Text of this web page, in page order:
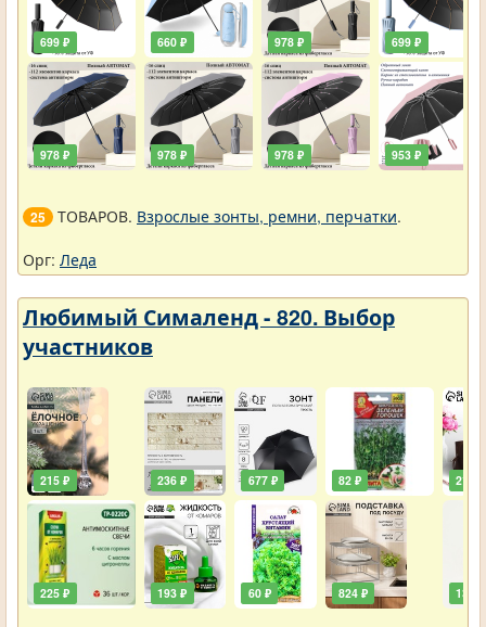
699 ₽
978 ₽
660 ₽
978 ₽
978 ₽
978 ₽
699 ₽
953 ₽
25 ТОВАРОВ. Взрослые зонты, ремни, перчатки.
Орг: Леда
Любимый Сималенд - 820. Выбор
участников
215 ₽
225 ₽
236 ₽
193 ₽
677 ₽
60 ₽
82 ₽
824 ₽
211 ₽
138 ₽